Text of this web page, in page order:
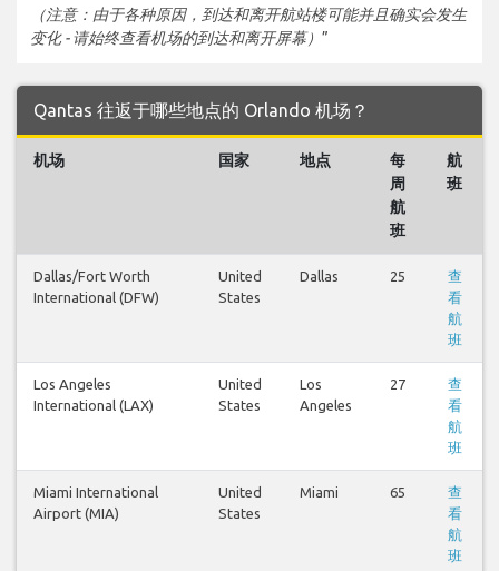
（注意：由于各种原因，到达和离开航站楼可能并且确实会发生
变化 - 请始终查看机场的到达和离开屏幕） ”
Qantas 往返于哪些地点的 Orlando 机场？
机场 国家 地点
每
周
航
班
航
班
Dallas/Fort Worth
International (DFW)
United
States
Dallas 25
查
看
航
班
Los Angeles
International (LAX)
United
States
Los
Angeles
27
查
看
航
班
Miami International
Airport (MIA)
United
States
Miami 65
查
看
航
班